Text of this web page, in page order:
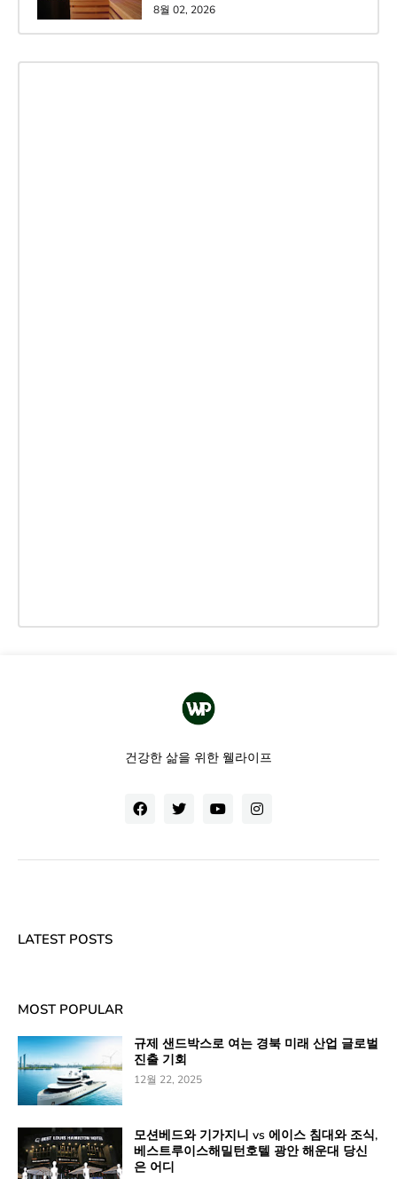
8월 02, 2026
건강한 삶을 위한 웰라이프
LATEST POSTS
MOST POPULAR
규제 샌드박스로 여는 경북 미래 산업 글로벌
진출 기회
12월 22, 2025
모션베드와 기가지니 vs 에이스 침대와 조식,
베스트루이스해밀턴호텔 광안 해운대 당신
은 어디